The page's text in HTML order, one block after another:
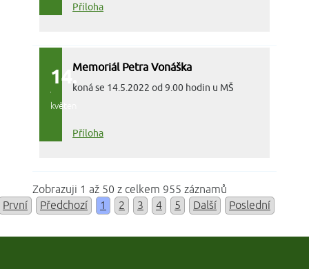
Příloha
14.
květen
Memoriál Petra Vonáška
koná se 14.5.2022 od 9.00 hodin u MŠ
Příloha
Zobrazuji 1 až 50 z celkem 955 záznamů
První
Předchozí 1 2 3 4 5 Další Poslední